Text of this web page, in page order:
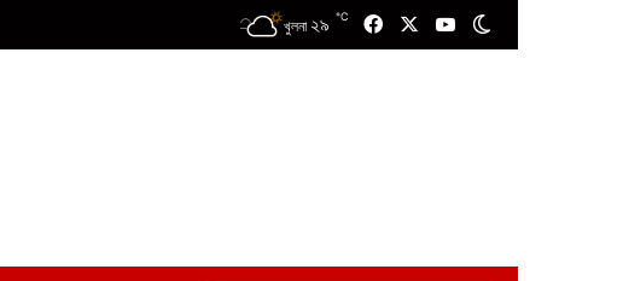
খুলনা ২৯ ℃ FacebookYouTube